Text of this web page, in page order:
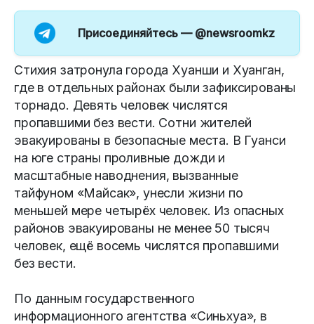
Присоединяйтесь — @newsroomkz
Стихия затронула города Хуанши и Хуанган,
где в отдельных районах были зафиксированы
торнадо. Девять человек числятся
пропавшими без вести. Сотни жителей
эвакуированы в безопасные места. В Гуанси
на юге страны проливные дожди и
масштабные наводнения, вызванные
тайфуном «Майсак», унесли жизни по
меньшей мере четырёх человек. Из опасных
районов эвакуированы не менее 50 тысяч
человек, ещё восемь числятся пропавшими
без вести.
По данным государственного
информационного агентства «Синьхуа», в